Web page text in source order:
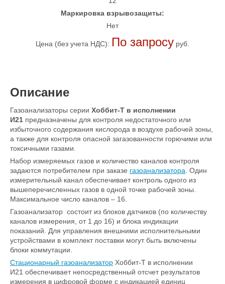
Маркировка взрывозащиты:
Нет
Цена (без учета НДС): По запросу руб.
Описание
Газоанализаторы серии Хоббит-Т в исполнении
И21 предназначены для контроля недостаточного или
избыточного содержания кислорода в воздухе рабочей зоны,
а также для контроля опасной загазованности горючими или
токсичными газами.
Набор измеряемых газов и количество каналов контроля
задаются потребителем при заказе газоанализатора . Один
измерительный канал обеспечивает контроль одного из
вышеперечисленных газов в одной точке рабочей зоны.
Максимальное число каналов – 16.
Газоанализатор состоит из блоков датчиков (по количеству
каналов измерения, от 1 до 16) и блока индикации
показаний. Для управления внешними исполнительными
устройствами в комплект поставки могут быть включены
блоки коммутации.
Стационарный газоанализатор Хоббит-Т в исполнении
И21 обеспечивает непосредственный отсчет результатов
измерения в цифровой форме с индикацией единиц